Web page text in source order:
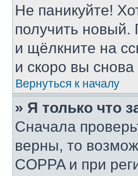
Не паникуйте!
получить
и щёлкните на
и скоро вы
Вернуться к началу
» Я только что
Сначала
верны, то
COPPA и при